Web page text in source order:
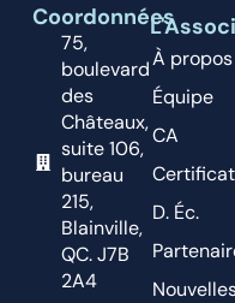
Coordonnées
75,
boulevard
des
Châteaux,
suite 106,
bureau
215,
Blainville,
QC. J7B
2A4
À propos
Équipe
CA
D. Éc.